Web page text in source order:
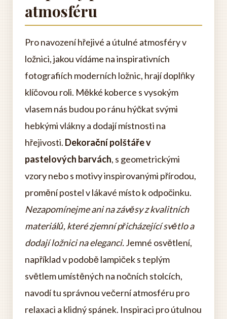
atmosféru
Pro navození hřejivé a útulné atmosféry v
ložnici, jakou vídáme na inspirativních
fotografiích moderních ložnic, hrají doplňky
klíčovou roli. Měkké koberce s vysokým
vlasem nás budou po ránu hýčkat svými
hebkými vlákny a dodají místnosti na
hřejivosti. Dekorační polštáře v
pastelových barvách, s geometrickými
vzory nebo s motivy inspirovanými přírodou,
promění postel v lákavé místo k odpočinku.
Nezapomínejme ani na závěsy z kvalitních
materiálů, které zjemní přicházející světlo a
dodají ložnici na eleganci.Jemné osvětlení,
například v podobě lampiček s teplým
světlem umístěných na nočních stolcích,
navodí tu správnou večerní atmosféru pro
relaxaci a klidný spánek. Inspiraci pro útulnou